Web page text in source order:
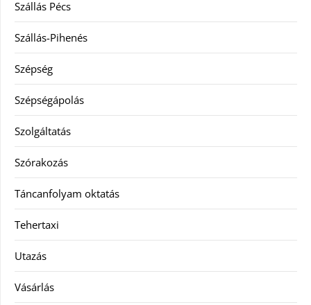
Szállás Pécs
Szállás-Pihenés
Szépség
Szépségápolás
Szolgáltatás
Szórakozás
Táncanfolyam oktatás
Tehertaxi
Utazás
Vásárlás